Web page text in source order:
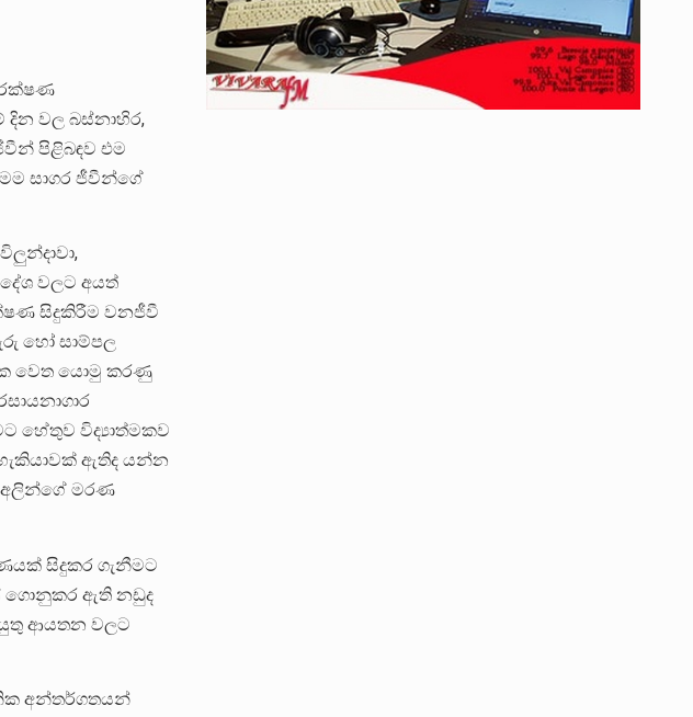
දින වල බස්නාහිර,
පිළිබඳව එම
සාගර ජීවීන්ගේ
වලට අයත්
සිදුකිරීම වනජීවී
හෝ සාම්පල
වෙත යොමු කරණු
හේතුව විද්‍යාත්මකව
ඇතිද යන්න
අලින්ගේ මරණ
සිදුකර ගැනීමට
ගොනුකර ඇති නඩුද
ආයතන වලට
අන්තර්ගතයන්